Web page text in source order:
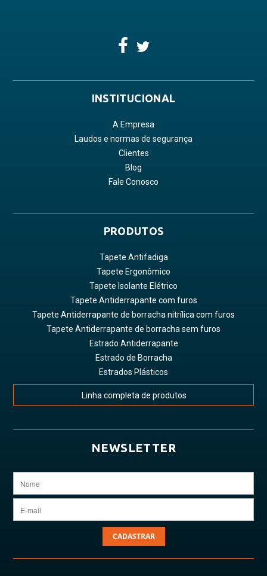
INSTITUCIONAL
A Empresa
Laudos e normas de segurança
Clientes
Blog
Fale Conosco
PRODUTOS
Tapete Antifadiga
Tapete Ergonômico
Tapete Isolante Elétrico
Tapete Antiderrapante com furos
Tapete Antiderrapante de borracha nitrílica com furos
Tapete Antiderrapante de borracha sem furos
Estrado Antiderrapante
Estrado de Borracha
Estrados Plásticos
Linha completa de produtos
NEWSLETTER
CADASTRAR